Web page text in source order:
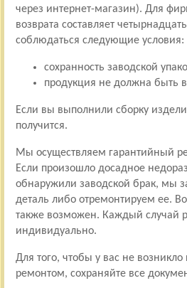
через интернет-магазин). Для
возврата составляет
соблюдаться следующие условия:
сохранность заводской
продукция не должна быть в
Если вы выполнили сборку
получится.
Мы осуществляем гарантийный
Если произошло досадное
обнаружили заводской брак, мы
деталь либо отремонтируем ее.
также возможен. Каждый случай
индивидуально.
Для того, чтобы у вас не
ремонтом, сохраняйте все